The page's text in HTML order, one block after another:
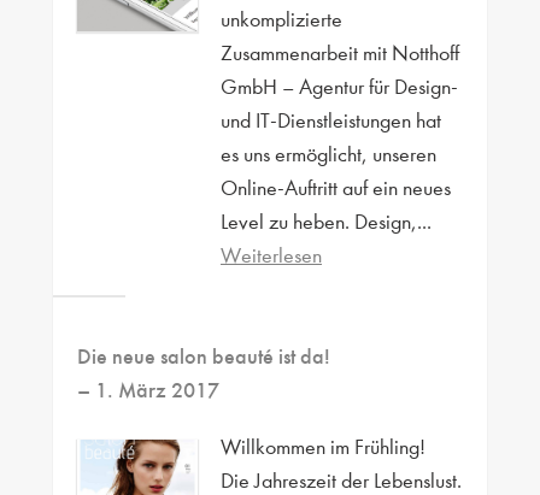
unkomplizierte
Zusammenarbeit mit Notthoff
GmbH – Agentur für Design-
und IT-Dienstleistungen hat
es uns ermöglicht, unseren
Online-Auftritt auf ein neues
Level zu heben. Design,...
Weiterlesen
Die neue salon beauté ist da!
– 1. März 2017
Willkommen im Frühling!
Die Jahreszeit der Lebenslust.